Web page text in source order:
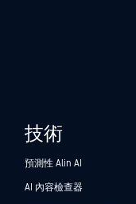
技術
預測性 Alin AI
AI 內容檢查器